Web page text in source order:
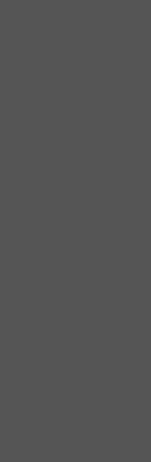
Pimaş
sorunun nedeni
ve zamanla
kağıtları, kum,
Pimaş
Pimaş
tuvaletin dolmaya
dolması yer alır.
olduğunu
Malzemeler
ihtiyacınız
Evde Pimaş